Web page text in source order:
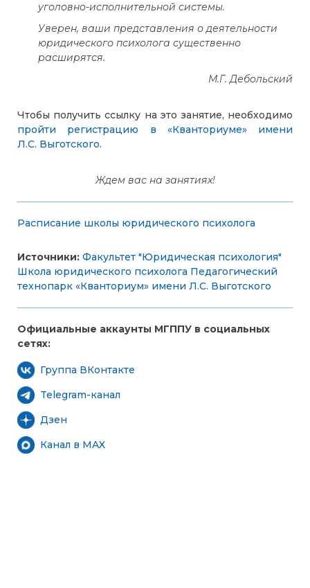
уголовно-исполнительной системы.
Уверен, ваши представления о деятельности
юридического психолога существенно
расширятся.
М.Г. Дебольский
Чтобы получить ссылку на это занятие, необходимо
пройти регистрацию в «Кванториуме» имени
Л.С. Выготского.
Ждем вас на занятиях!
Расписание школы юридического психолога
Источники: Факультет "Юридическая психология"
Школа юридического психолога Педагогический
технопарк «Кванториум» имени Л.С. Выготского
Официальные аккаунты МГППУ в социальных
сетях:
Группа ВКонтакте
Telegram-канал
Дзен
Канал в MAX